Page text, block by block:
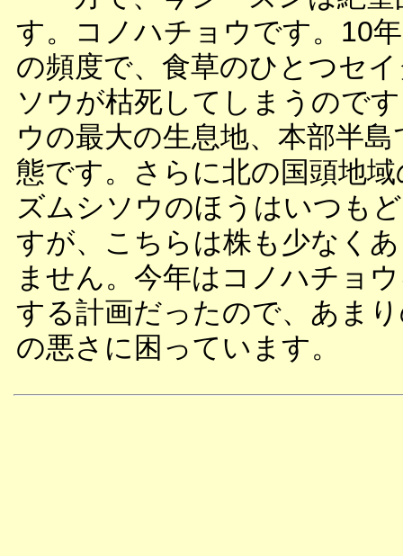
す。コノハチョウです。10
の頻度で、食草のひとつセ
ソウが枯死してしまうので
ウの最大の生息地、本部半
態です。さらに北の国頭地
ズムシソウのほうはいつも
すが、こちらは株も少なく
ません。今年はコノハチョ
する計画だったので、あま
の悪さに困っています。